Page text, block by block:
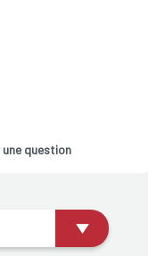
une question